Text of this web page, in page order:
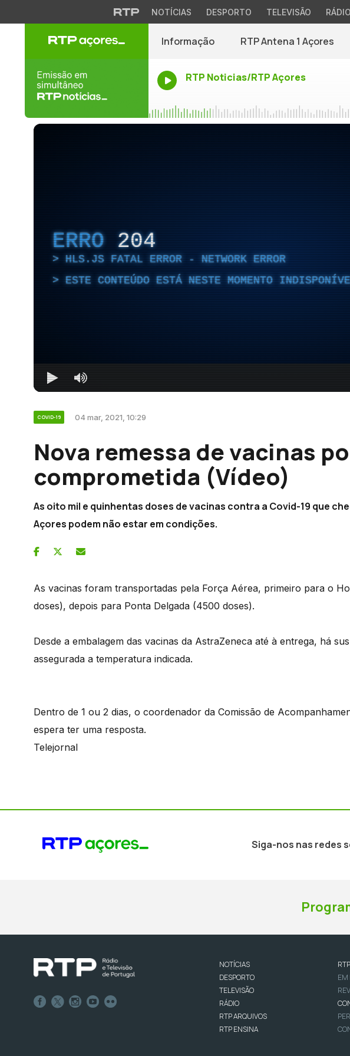
NOTÍCIAS DESPORTO TELEVISÃO RÁDIO
Informação RTP Antena 1 Açores
RTP Noticias/RTP Açores
ERRO 204
HLS.JS FATAL ERROR - NETWORK ERROR
ESTE CONTEÚDO ESTÁ NESTE MOMENTO
COVID-19 04 mar, 2021, 10:29
Nova remessa de vacinas
comprometida (Vídeo)
As oito mil e quinhentas doses de vacinas contra a Covid-19 que
Açores podem não estar em condições.
As vacinas foram transportadas pela Força Aérea, primeiro para o
doses), depois para Ponta Delgada (4500 doses).
Desde a embalagem das vacinas da AstraZeneca até à entrega, há
assegurada a temperatura indicada.
Dentro de 1 ou 2 dias, o coordenador da Comissão de
espera ter uma resposta.
Telejornal
Siga-nos nas redes
NOTÍCIAS
DESPORTO
TELEVISÃO
RÁDIO
RTP ARQUIVOS
RTP ENSINA
EM